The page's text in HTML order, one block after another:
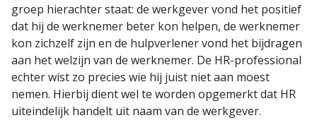
groep hierachter staat: de werkgever vond het positief
dat hij de werknemer beter kon helpen, de werknemer
kon zichzelf zijn en de hulpverlener vond het bijdragen
aan het welzijn van de werknemer. De HR-professional
echter wist zo precies wie hij juist niet aan moest
nemen. Hierbij dient wel te worden opgemerkt dat HR
uiteindelijk handelt uit naam van de werkgever.